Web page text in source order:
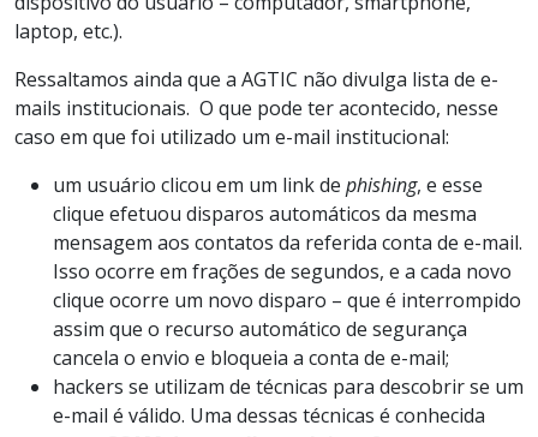
laptop, etc.).
Ressaltamos ainda que a AGTIC não divulga lista de e-
mails institucionais. O que pode ter acontecido, nesse
caso em que foi utilizado um e-mail institucional:
um usuário clicou em um link de phishing, e esse
clique efetuou disparos automáticos da mesma
mensagem aos contatos da referida conta de e-mail.
Isso ocorre em frações de segundos, e a cada novo
clique ocorre um novo disparo – que é interrompido
assim que o recurso automático de segurança
cancela o envio e bloqueia a conta de e-mail;
hackers se utilizam de técnicas para descobrir se um
e-mail é válido. Uma dessas técnicas é conhecida